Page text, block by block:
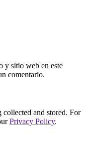
y sitio web en este
comentario.
collected and stored. For
Privacy Policy.